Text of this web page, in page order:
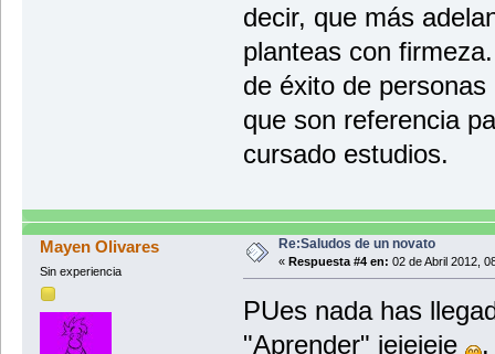
decir, que más
planteas con
de éxito de
que son referencia
cursado estudios.
Mayen Olivares
Sin experiencia
Re:Saludos de un novato
« Respuesta #4 en: 02 de Abril 2012,
PUes nada has
"Aprender" jejejeje
.